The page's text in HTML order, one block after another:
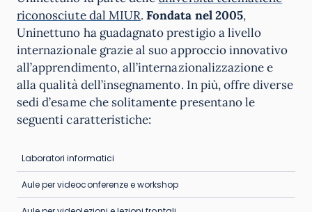
riconosciute dal MIUR.Fondata nel 2005,
Uninettuno ha guadagnato prestigio a livello
internazionale grazie al suo approccio innovativo
all’apprendimento, all’internazionalizzazione e
alla qualità dell’insegnamento. In più, offre diverse
sedi d’esame che solitamente presentano le
seguenti caratteristiche:
Laboratori informatici
Aule per videoconferenze e workshop